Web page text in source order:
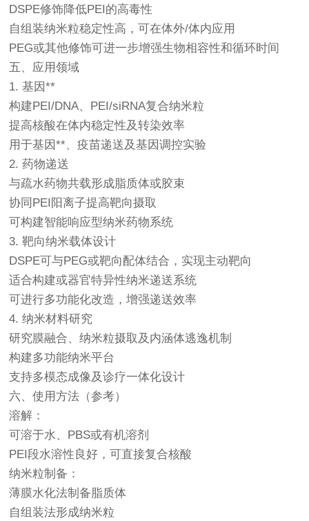
DSPE修饰降低PEI的高毒性
自组装纳米粒稳定性高，可在体外/体内应用
PEG或其他修饰可进一步增强生物相容性和循环时间
五、应用领域
1. 基因**
构建PEI/DNA、PEI/siRNA复合纳米粒
提高核酸在体内稳定性及转染效率
用于基因**、疫苗递送及基因调控实验
2. 药物递送
与疏水药物共载形成脂质体或胶束
协同PEI阳离子提高靶向摄取
可构建智能响应型纳米药物系统
3. 靶向纳米载体设计
DSPE可与PEG或靶向配体结合，实现主动靶向
适合构建或器官特异性纳米递送系统
可进行多功能化改造，增强递送效率
4. 纳米材料研究
研究膜融合、纳米粒摄取及内涵体逃逸机制
构建多功能纳米平台
支持多模态成像及诊疗一体化设计
六、使用方法（参考）
溶解：
可溶于水、PBS或有机溶剂
PEI段水溶性良好，可直接复合核酸
纳米粒制备：
薄膜水化法制备脂质体
自组装法形成纳米粒